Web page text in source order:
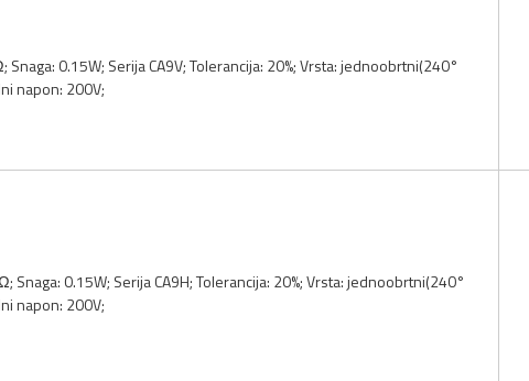
0.15W; Serija CA9V; Tolerancija: 20%; Vrsta: jednoobrtni(240°
napon: 200V;
0.15W; Serija CA9H; Tolerancija: 20%; Vrsta: jednoobrtni(240°
napon: 200V;